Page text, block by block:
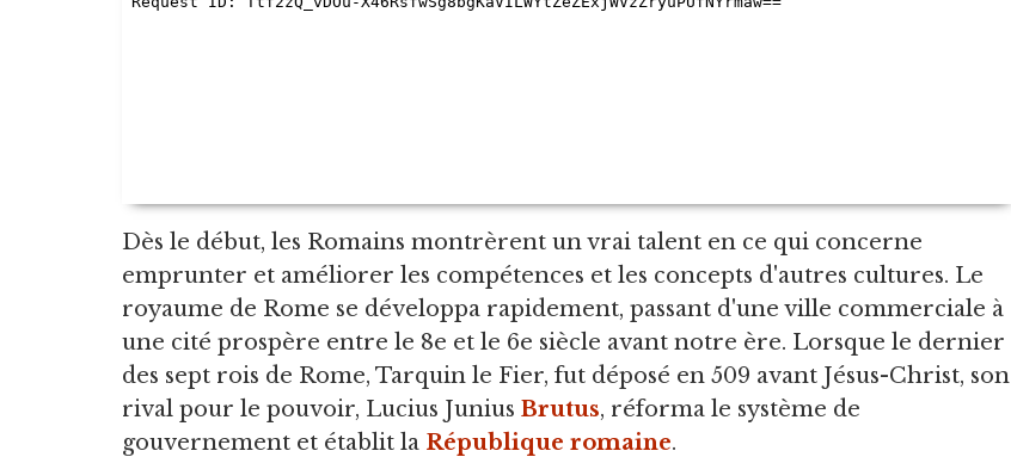
Dès le début, les Romains montrèrent un vrai talent en ce qui concerne
emprunter et améliorer les compétences et les concepts d'autres cultures. Le
royaume de Rome se développa rapidement, passant d'une ville commerciale à
une cité prospère entre le 8e et le 6e siècle avant notre ère. Lorsque le dernier
des sept rois de Rome, Tarquin le Fier, fut déposé en 509 avant Jésus-Christ, son
rival pour le pouvoir, Lucius Junius Brutus, réforma le système de
gouvernement et établit la République romaine.